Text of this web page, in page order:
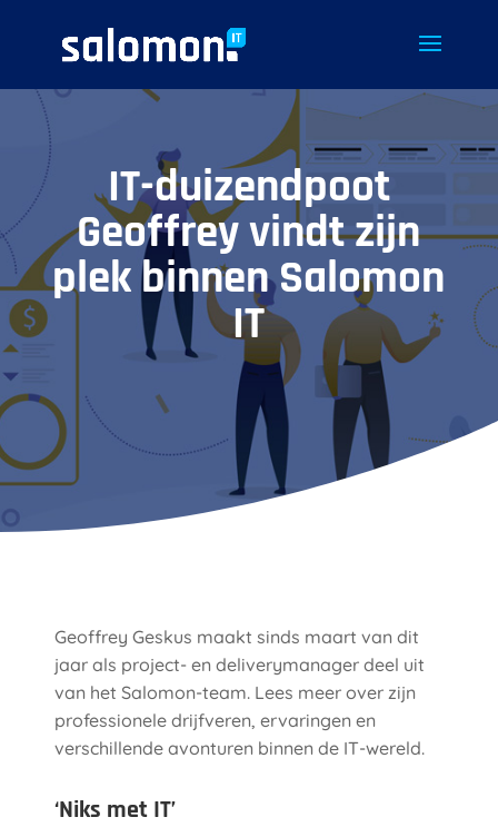
IT-duizendpoot
Geoffrey vindt zijn
plek binnen Salomon
IT
Geoffrey Geskus maakt sinds maart van dit
jaar als project- en deliverymanager deel uit
van het Salomon-team. Lees meer over zijn
professionele drijfveren, ervaringen en
verschillende avonturen binnen de IT-wereld.
‘Niks met IT’